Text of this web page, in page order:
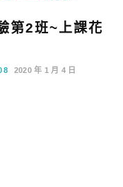
第2班~上課花
2020 年 1 月 4 日